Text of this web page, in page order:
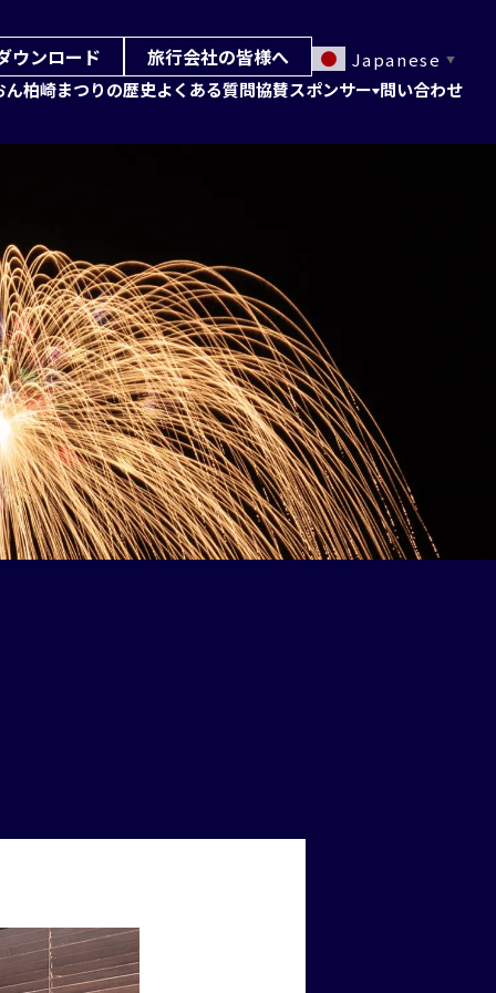
ウンロード 旅行会社の皆様へ Japanese ▼
ん柏崎まつりの歴史よくある質問協賛スポンサー 問い合わせ